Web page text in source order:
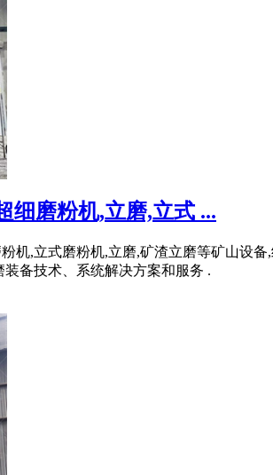
细磨粉机,立磨,立式 ...
机,立式磨粉机,立磨,矿渣立磨等矿山设
备技术、系统解决方案和服务 .